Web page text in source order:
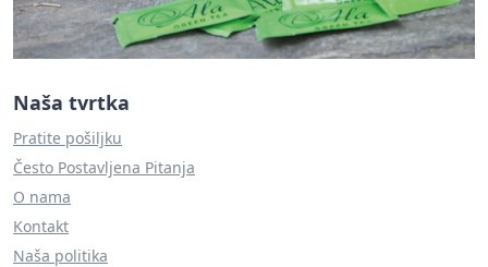
Naša tvrtka
Pratite pošiljku
Često Postavljena Pitanja
O nama
Kontakt
Naša politika